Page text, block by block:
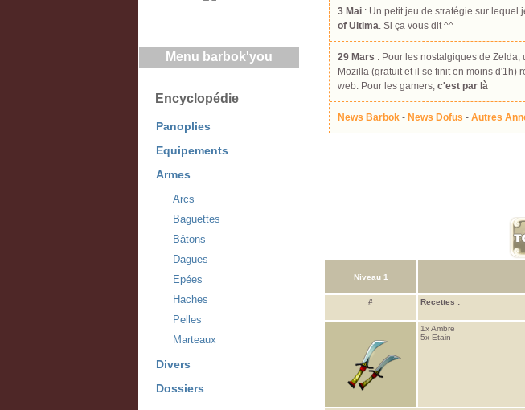
Menu barbok'you
Encyclopédie
Panoplies
Equipements
Armes
Arcs
Baguettes
Bâtons
Dagues
Epées
Haches
Pelles
Marteaux
Divers
Dossiers
3 Mai : Un petit jeu de stratégie sur lequel
of Ultima. Si ça vous dit ^^
29 Mars : Pour les nostalgiques de
Mozilla (gratuit et il se finit en moins d'1h)
web. Pour les gamers, c'est par là
News Barbok - News Dofus - Autres
Niveau 1
# Recettes :
1xAmbre
5x Etain